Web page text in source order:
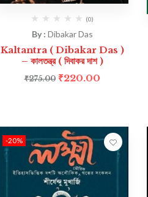
(0)
By : Dibakar Das
Kaltantra ( Dibakar Das )
– কালতন্ত্র ( দিবাকর দাশ )
₹275.00 ₹220.00
-20%